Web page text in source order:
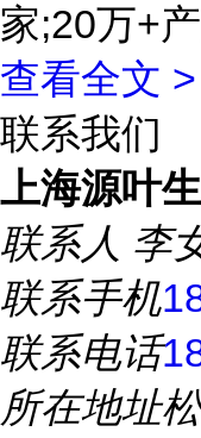
家;20万+
查看全文 >
联系我们
上海源叶
联系人 李
联系手机
联系电话
所在地址